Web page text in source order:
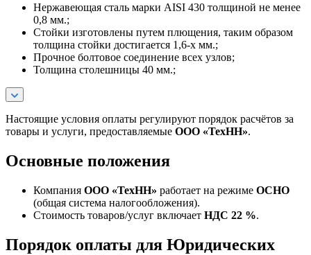
Нержавеющая сталь марки AISI 430 толщиной не менее
0,8 мм.;
Стойки изготовлены путем плющения, таким образом
толщина стойки достигается 1,6-х мм.;
Прочное болтовое соединение всех узлов;
Толщина столешницы 40 мм.;
Настоящие условия оплаты регулируют порядок расчётов за
товары и услуги, предоставляемые ООО «ТехНН».
Основные положения
Компания ООО «ТехНН» работает на режиме ОСНО
(общая система налогообложения).
Стоимость товаров/услуг включает НДС 22 %.
Порядок оплаты для Юридических